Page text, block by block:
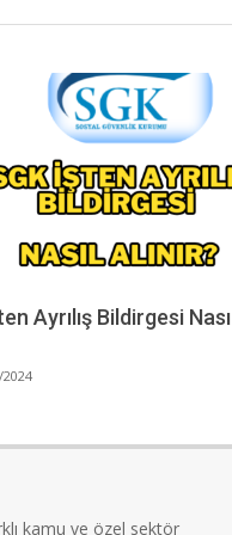
Ayrılış Bildirgesi
kamu ve özel sektör